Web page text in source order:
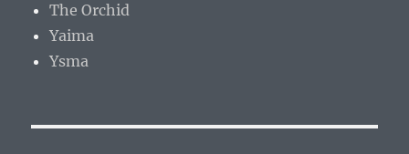
The Orchid
Yaima
Ysma